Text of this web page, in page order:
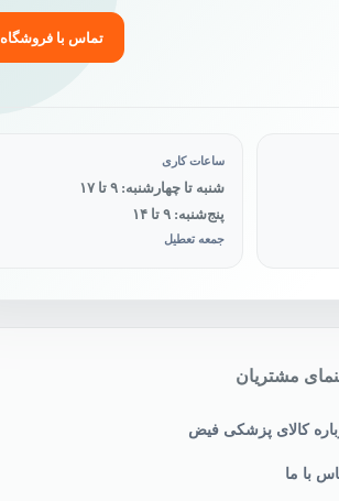
تماس با فروشگاه
ساعات کاری
شنبه تا چهارشنبه: ۹ تا ۱۷
پنج‌شنبه: ۹ تا ۱۴
جمعه تعطیل
مشتریان
کالای پزشکی فیض
با ما